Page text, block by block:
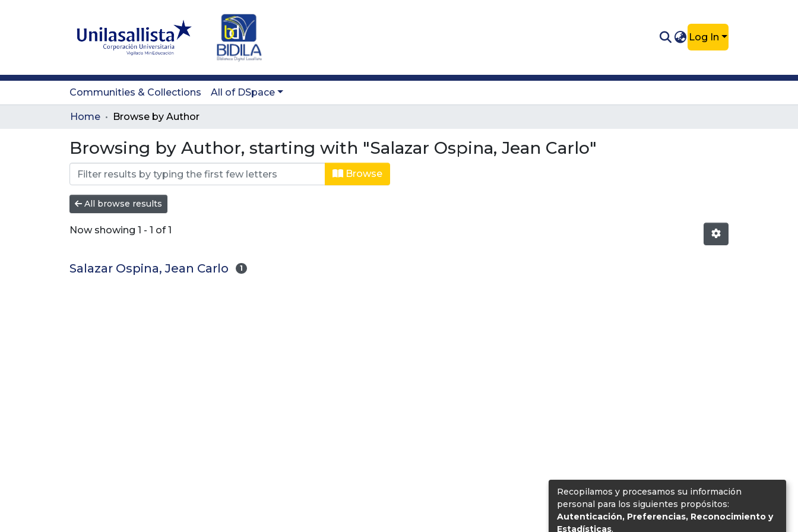
Log In
Communities & Collections All of DSpace
Home Browse by Author
Browsing by Author, starting with "Salazar Ospina, Jean Carlo"
Browse
All browse results
Now showing 1 - 1 of 1
Salazar Ospina, Jean Carlo 1
Recopilamos y procesamos su información
personal para los siguientes propósitos:
Autenticación, Preferencias, Reconocimiento y
Estadísticas.